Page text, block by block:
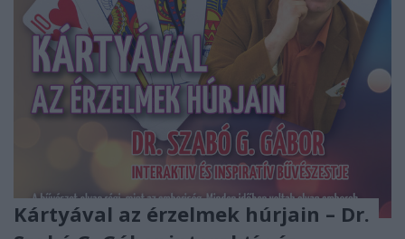
Kártyával az érzelmek húrjain – Dr.